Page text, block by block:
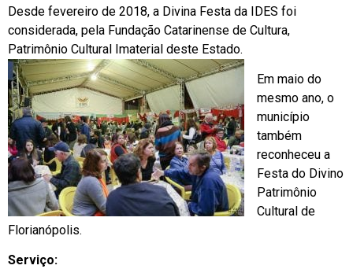
Desde fevereiro de 2018, a Divina Festa da IDES foi
considerada, pela Fundação Catarinense de Cultura,
Patrimônio Cultural Imaterial deste Estado.
Em maio do
mesmo ano, o
município
também
reconheceu a
Festa do Divino
Patrimônio
Cultural de
Florianópolis.
Serviço: